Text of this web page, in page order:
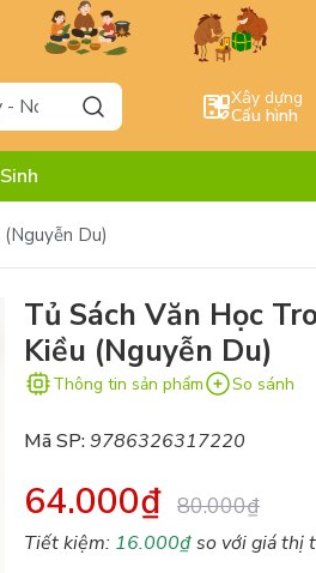
Xây dựng
Cấu hình
Du)
Tủ Sách Văn Học
Kiều (Nguyễn Du)
Thông tin sản phẩm So sánh
Mã SP:9786326317220
64.000₫ 80.000₫
Tiết kiệm: 16.000₫so với giá thị